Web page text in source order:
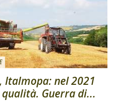
Italmopa: nel 2021
Guerra di...